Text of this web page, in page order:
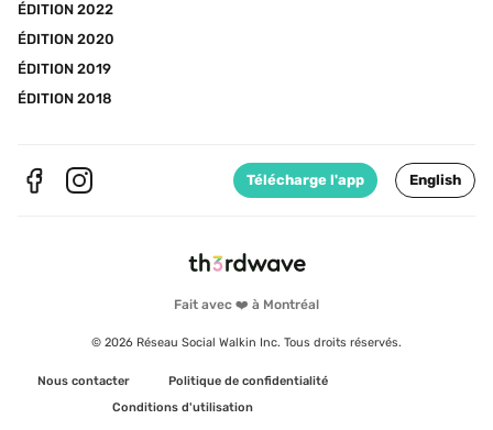
Fait avec ❤️ à Montréal
© 2026 Réseau Social Walkin Inc. Tous droits réservés.
Nous contacter
Politique de confidentialité
Conditions d'utilisation
ÉDITION 2022
ÉDITION 2020
ÉDITION 2019
ÉDITION 2018
Télécharge l'app English